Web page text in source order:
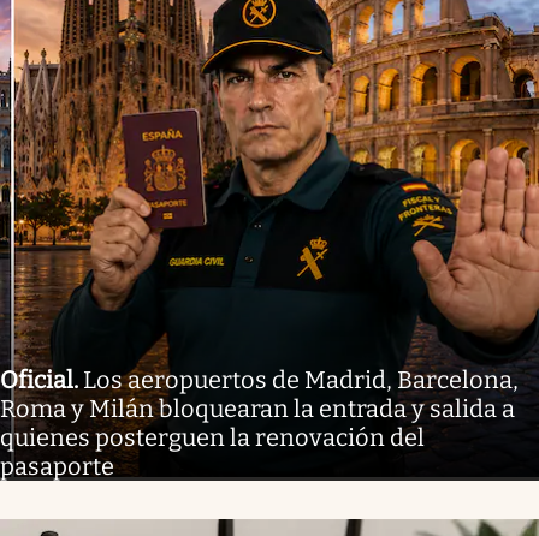
Oficial. Los aeropuertos de Madrid, Barcelona,
Roma y Milán bloquearan la entrada y salida a
quienes posterguen la renovación del
pasaporte